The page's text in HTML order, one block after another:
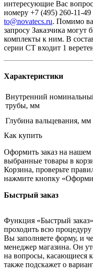
интересующие Вас
номеру +7 (495) 260-11-
to@novatecs.ru. Помимо
запросу Заказчика
комплекты к ним. В
серии СТ входит 1
Характеристики
Внутренний
трубы, мм
Глубина вальцевания, мм
Как купить
Оформить заказ на нашем
выбранные товары в
Корзина, проверьте
нажмите кнопку
Быстрый заказ
Функция «Быстрый
проходить всю процедуру
Вы заполняете форму, и
менеджер магазина. Он
на вопросы, касающиеся
также подскажет о